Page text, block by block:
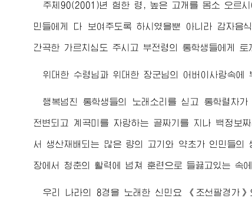
주체90(2001)년 험한 령, 높은 고개를 몸소 오르
민들에게 다 보여주도록 하시였을뿐 아니라 감자음
간곡한 가르치심도 주시고 부전령의 통학생들에게
위대한 수령님 과 위대한 장군님 의 어버이 사랑속에
행복넘친 통학생들의 노래소리를 싣고 통학렬차
전변되고 계곡미를 자랑하는 골짜기를 지나 백정보
서 생산재배되는 많은 량의 고기와 약초가 인민들의
장에서 청춘의 활력에 넘쳐 훈련으로 들끓고있는 속
우리 나라의 8경을 노래한 신민요 《조선팔경가